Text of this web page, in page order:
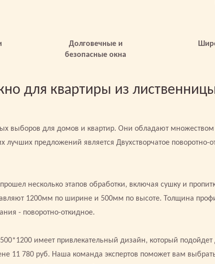
Долговечные и
безопасные окна
для квартиры из
выборов для домов и квартир. Они обладают
предложений является Двухстворчатое поворотно-
несколько этапов обработки, включая сушку и
1200мм по ширине и 500мм по высоте. Толщина
- поворотно-откидное.
имеет привлекательный дизайн, который
11 780 руб. Наша команда экспертов поможет вам